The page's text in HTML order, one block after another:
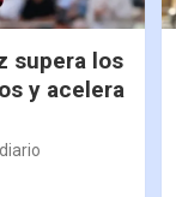
supera los
y acelera